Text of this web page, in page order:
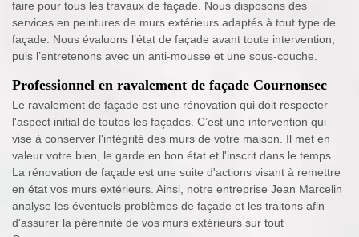
faire pour tous les travaux de façade. Nous disposons des
services en peintures de murs extérieurs adaptés à tout type de
façade. Nous évaluons l’état de façade avant toute intervention,
puis l’entretenons avec un anti-mousse et une sous-couche.
Professionnel en ravalement de façade Cournonsec
Le ravalement de façade est une rénovation qui doit respecter
l'aspect initial de toutes les façades. C’est une intervention qui
vise à conserver l'intégrité des murs de votre maison. Il met en
valeur votre bien, le garde en bon état et l'inscrit dans le temps.
La rénovation de façade est une suite d'actions visant à remettre
en état vos murs extérieurs. Ainsi, notre entreprise Jean Marcelin
analyse les éventuels problèmes de façade et les traitons afin
d'assurer la pérennité de vos murs extérieurs sur tout